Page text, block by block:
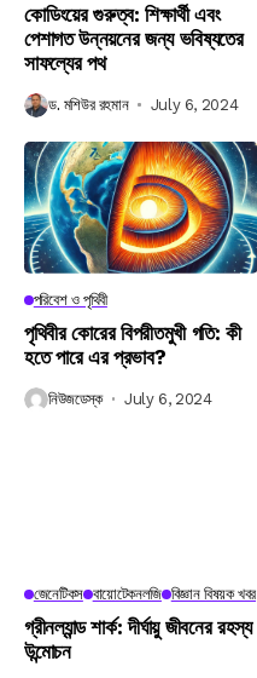
কোডিংয়ের গুরুত্ব: শিক্ষার্থী এবং
পেশাগত উন্নয়নের জন্য ভবিষ্যতের
সাফল্যের পথ
ড. মশিউর রহমান July 6, 2024
পরিবেশ ও পৃথিবী
পৃথিবীর কোরের বিপরীতমুখী গতি: কী
হতে পারে এর প্রভাব?
নিউজডেস্ক July 6, 2024
জেনেটিকস বায়োটেকনলজি বিজ্ঞান বিষয়ক খবর
গ্রীনল্যান্ড শার্ক: দীর্ঘায়ু জীবনের রহস্য
উন্মোচন